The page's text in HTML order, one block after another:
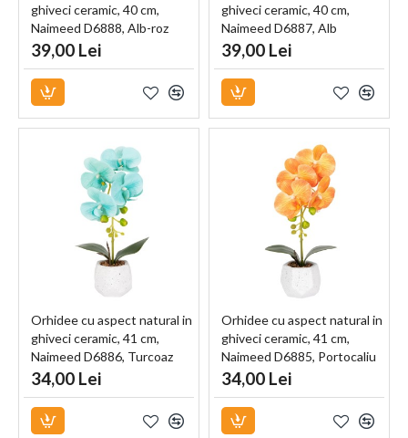
ghiveci ceramic, 40 cm,
Naimeed D6888, Alb-roz
39,00 Lei
ghiveci ceramic, 40 cm,
Naimeed D6887, Alb
39,00 Lei
Orhidee cu aspect natural in
ghiveci ceramic, 41 cm,
Naimeed D6886, Turcoaz
34,00 Lei
Orhidee cu aspect natural in
ghiveci ceramic, 41 cm,
Naimeed D6885, Portocaliu
34,00 Lei